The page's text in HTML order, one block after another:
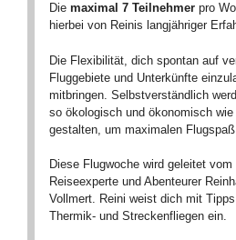
Die maximal 7 Teilnehmer pro
hierbei von Reinis langjähriger
Die Flexibilität, dich spontan auf
Fluggebiete und Unterkünfte
mitbringen. Selbstverständlich
so ökologisch und ökonomisch
gestalten, um maximalen Flugspaß
Diese Flugwoche wird geleitet vom
Reiseexperte und Abenteurer
Vollmert. Reini weist dich mit
Thermik- und Streckenfliegen ein.